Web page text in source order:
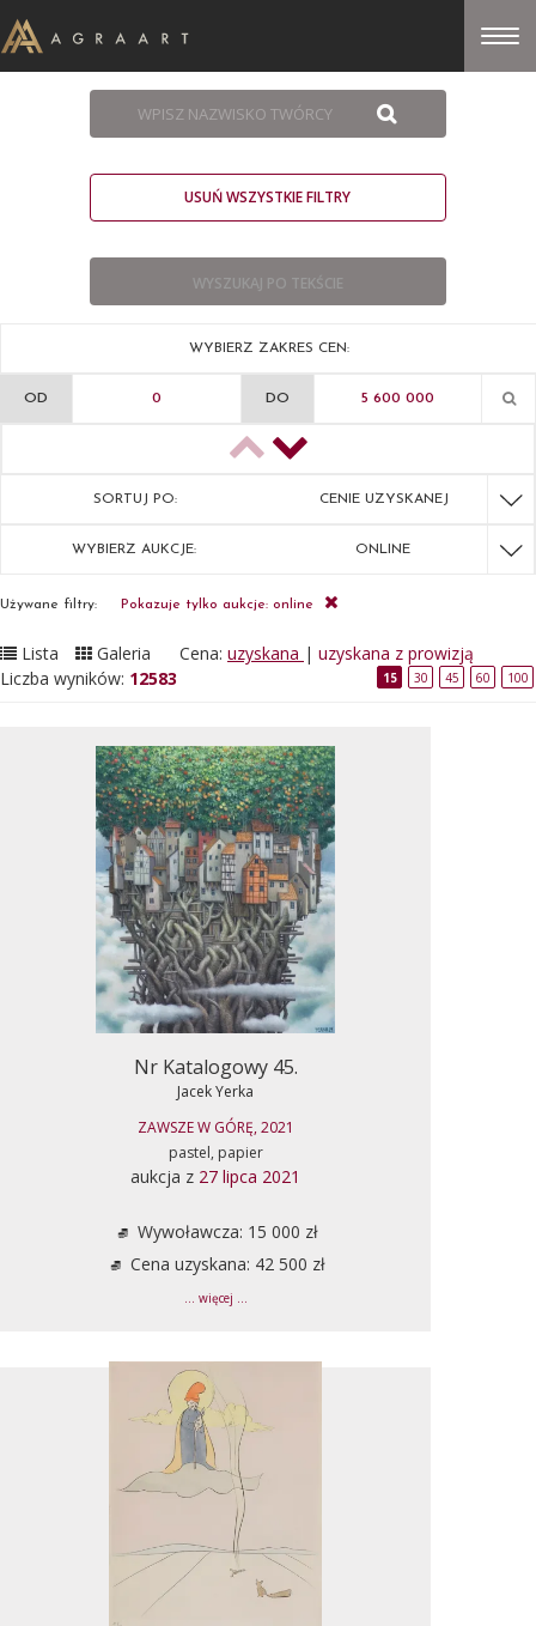
USUŃ WSZYSTKIE FILTRY
WYBIERZ ZAKRES CEN:
OD DO
SORTUJ PO: CENIE UZYSKANEJ
WYBIERZ AUKCJE: ONLINE
Używane filtry: Pokazuje tylko aukcje: online
Lista Galeria Cena: uzyskana | uzyskana z prowizją
Liczba wyników: 12583 15 30 45 60 100
Nr Katalogowy 45.
Jacek Yerka
ZAWSZE W GÓRĘ, 2021
pastel, papier
aukcja z 27 lipca 2021
Wywoławcza: 15 000 zł
Cena uzyskana: 42 500 zł
... więcej ...